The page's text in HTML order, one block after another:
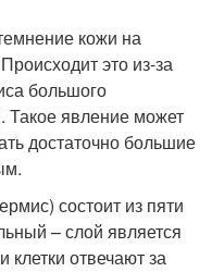
кожи на
это из-за
большого
Такое явление может
достаточно большие
состоит из пяти
– слой является
отвечают за